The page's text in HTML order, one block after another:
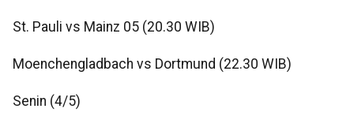
St. Pauli vs Mainz 05 (20.30 WIB)
Moenchengladbach vs Dortmund (22.30 WIB)
Senin (4/5)